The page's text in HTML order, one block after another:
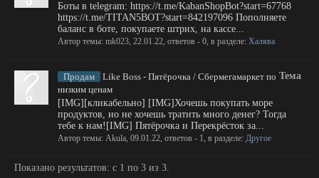
Боты в telegram: https://t.me/KabanShopBot?start=67768
https://t.me/TITAN5BOT?start=842197096 Пополняете
баланс в боте, покупаете штрих, на кассе...
Автор темы: mk023, 22.01.22, ответов - 0, в разделе: Халява
Тема
Продам
Like Boss - Пятёрочка / Сбермегамаркет по
низким ценам
[IMG][кликабельно] [IMG]Хочешь покупать море
продуктов, но не хочешь тратить много денег? Тогда
тебе к нам![IMG] Пятёрочка и Перекрёсток за...
Автор темы: Akula, 09.01.22, ответов - 1, в разделе: Другое
Показано результатов: с 1 по 3 из 3.